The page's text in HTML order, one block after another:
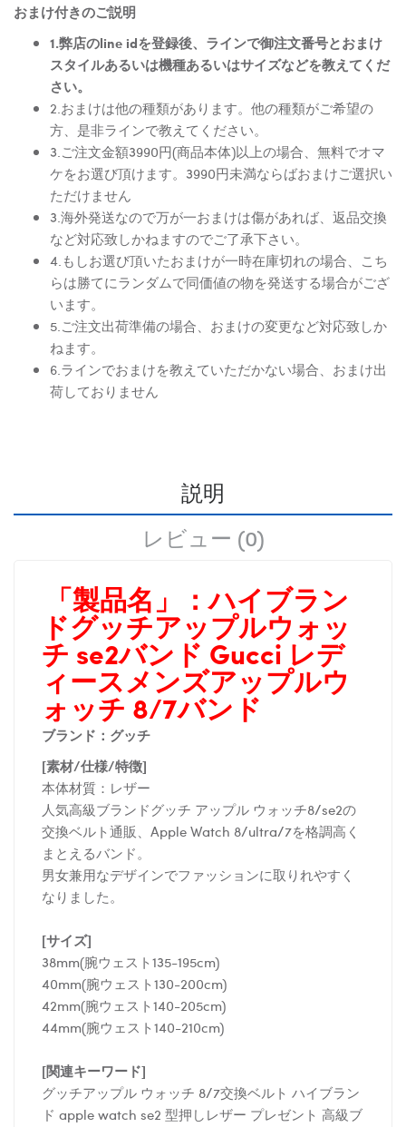
おまけ付きのご説明
1.弊店のline idを登録後、ラインで御注文番号とおまけ
スタイルあるいは機種あるいはサイズなどを教えてくだ
さい。
2.おまけは他の種類があります。他の種類がご希望の
方、是非ラインで教えてください。
3.ご注文金額3990円(商品本体)以上の場合、無料でオマ
ケをお選び頂けます。3990円未満ならばおまけご選択い
ただけません
3.海外発送なので万が一おまけは傷があれば、返品交換
など対応致しかねますのでご了承下さい。
4.もしお選び頂いたおまけが一時在庫切れの場合、こち
らは勝てにランダムで同価値の物を発送する場合がござ
います。
5.ご注文出荷準備の場合、おまけの変更など対応致しか
ねます。
6.ラインでおまけを教えていただかない場合、おまけ出
荷しておりません
説明
レビュー (0)
「製品名」：ハイブラン
ドグッチアップルウォッ
チ se2バンド Gucci レデ
ィースメンズアップルウ
ォッチ 8/7バンド
ブランド：グッチ
[素材/仕様/特徴]
本体材質：レザー
人気高級ブランドグッチ アップル ウォッチ8/se2の
交換ベルト通販、Apple Watch 8/ultra/7を格調高く
まとえるバンド。
男女兼用なデザインでファッションに取りれやすく
なりました。
[サイズ]
38mm(腕ウェスト135-195cm)
40mm(腕ウェスト130-200cm)
42mm(腕ウェスト140-205cm)
44mm(腕ウェスト140-210cm)
[関連キーワード]
グッチアップル ウォッチ 8/7交換ベルト ハイブラン
ド apple watch se2 型押しレザー プレゼント 高級ブ